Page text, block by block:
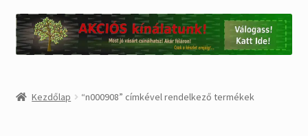
Kosár
Kezdőlap
Kezdőlap “n000908” címkével rendelkező termékek